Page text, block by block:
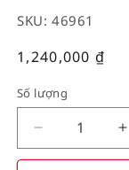
SKU: 46961
Giá
1,240,000₫
Số lượng
Decrease
quantity